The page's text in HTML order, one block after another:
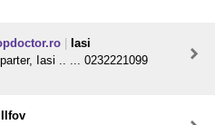
Iasi
Iasi .. ... 0232221099
Ilfov